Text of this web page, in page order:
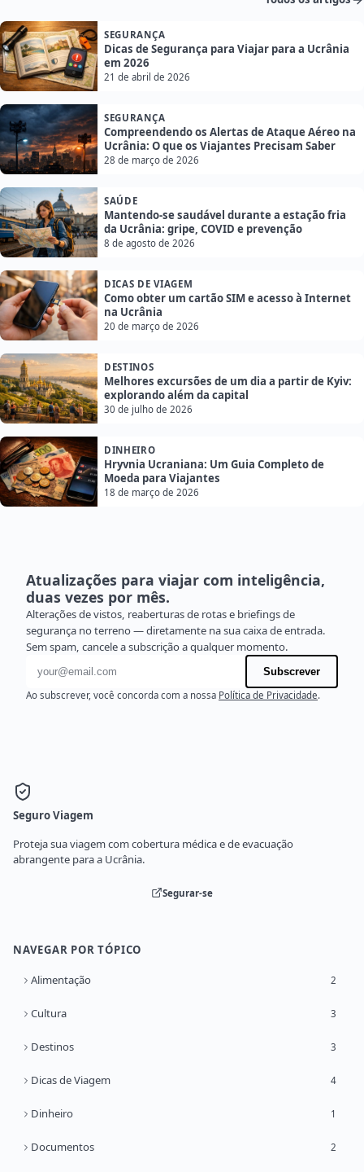
SEGURANÇA
Dicas de Segurança para Viajar para a Ucrânia
em 2026
21 de abril de 2026
SEGURANÇA
Compreendendo os Alertas de Ataque Aéreo na
Ucrânia: O que os Viajantes Precisam Saber
28 de março de 2026
SAÚDE
Mantendo-se saudável durante a estação fria
da Ucrânia: gripe, COVID e prevenção
8 de agosto de 2026
DICAS DE VIAGEM
Como obter um cartão SIM e acesso à Internet
na Ucrânia
20 de março de 2026
DESTINOS
Melhores excursões de um dia a partir de Kyiv:
explorando além da capital
30 de julho de 2026
DINHEIRO
Hryvnia Ucraniana: Um Guia Completo de
Moeda para Viajantes
18 de março de 2026
Atualizações para viajar com inteligência,
duas vezes por mês.
Alterações de vistos, reaberturas de rotas e briefings de
segurança no terreno — diretamente na sua caixa de entrada.
Sem spam, cancele a subscrição a qualquer momento.
Endereço de e-mail
Subscrever
Ao subscrever, você concorda com a nossa Política de Privacidade.
Seguro Viagem
Proteja sua viagem com cobertura médica e de evacuação
abrangente para a Ucrânia.
Segurar-se
NAVEGAR POR TÓPICO
Alimentação 2
Cultura 3
Destinos 3
Dicas de Viagem 4
Dinheiro 1
Documentos 2